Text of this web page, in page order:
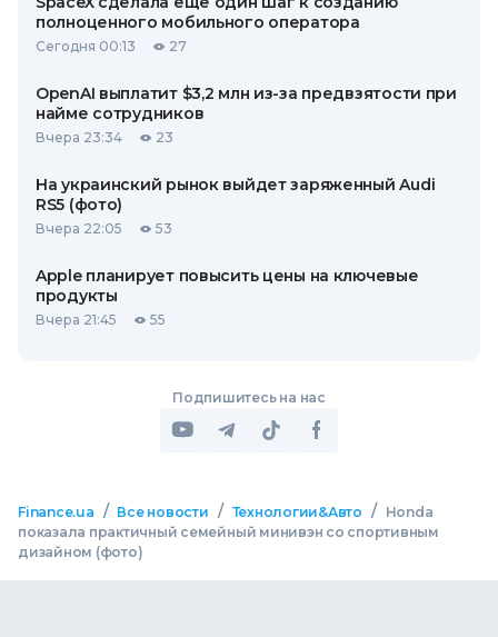
полноценного мобильного оператора
Сегодня 00:13 27
OpenAI выплатит $3,2 млн из-за предвзятости при
найме сотрудников
Вчера 23:34 23
На украинский рынок выйдет заряженный Audi
RS5 (фото)
Вчера 22:05 53
Apple планирует повысить цены на ключевые
продукты
Вчера 21:45 55
Подпишитесь на нас
Finance.ua / Все новости / Технологии&Авто /
Honda
показала практичный семейный минивэн со спортивным
дизайном (фото)